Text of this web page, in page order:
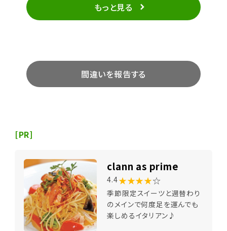
もっと見る
間違いを報告する
[PR]
clann as prime
4.4★★★★☆
季節限定スイーツと週替わり
のメインで何度足を運んでも
楽しめるイタリアン♪